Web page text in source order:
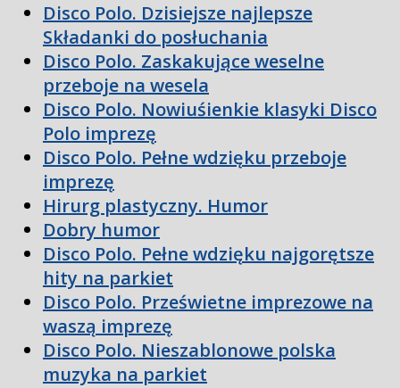
Disco Polo. Dzisiejsze najlepsze
Składanki do posłuchania
Disco Polo. Zaskakujące weselne
przeboje na wesela
Disco Polo. Nowiuśienkie klasyki Disco
Polo imprezę
Disco Polo. Pełne wdzięku przeboje
imprezę
Hirurg plastyczny. Humor
Dobry humor
Disco Polo. Pełne wdzięku najgorętsze
hity na parkiet
Disco Polo. Prześwietne imprezowe na
waszą imprezę
Disco Polo. Nieszablonowe polska
muzyka na parkiet